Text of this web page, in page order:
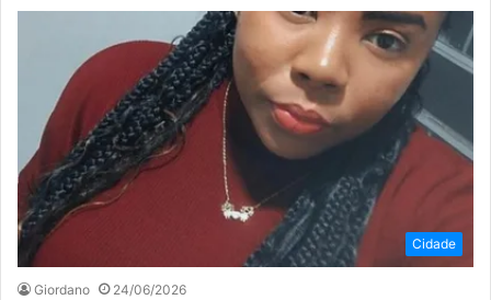
Cidade
Giordano 24/06/2026